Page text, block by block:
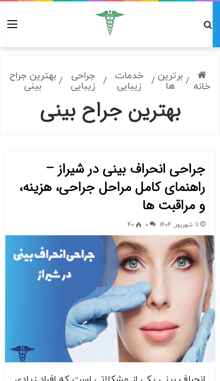
خانه / برترین
ها / خدمات
زیبایی / جراحی
زیبایی / بهترین جراح
بینی
بهترین جراح بینی
جراحی انحراف بینی در شیراز –
راهنمای کامل مراحل جراحی، هزینه،
و مراقبت ها
11 شهریور, 1404 0
40